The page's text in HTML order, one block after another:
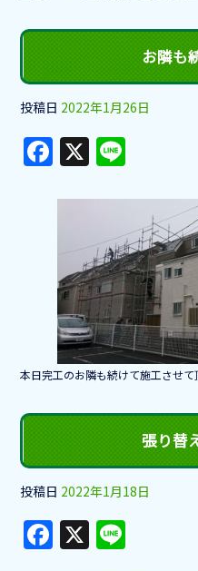
お隣も
投稿日 2022年1月26日
F
a
c
b
o
o
k
X
e
本日完工のお隣も続けて施工させて
張り替
投稿日 2022年1月18日
F X